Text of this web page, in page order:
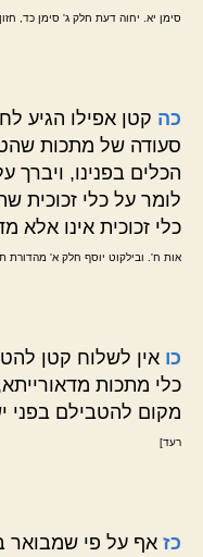
סימן יא. יחוה דעת חלק ג' סימן כד,
כה קטן אפילו הגיע
סעודה של מתכות
הכלים בפנינו, ויברך
לומר על כלי זכוכית
כלי זכוכית אינו אלא
אות ח'. ובילקוט יוסף חלק א' מהדורת
כו אין לשלוח קטן
כלי מתכות
מקום להטבילם בפני
רעד]
כז אף על פי שמבואר